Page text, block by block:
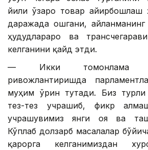
йили ўзаро товар айирбошлаш
даражада ошгани,
ҳудудлараро ва
келганини қайд этди.
— Икки томонлама
ривожлантиришда
муҳим ўрин тутади. Биз турли
тез-тез учрашиб, фикр
учрашувимиз янги ғоя ва
Кўплаб долзарб масалалар
қарорга келганимиздан